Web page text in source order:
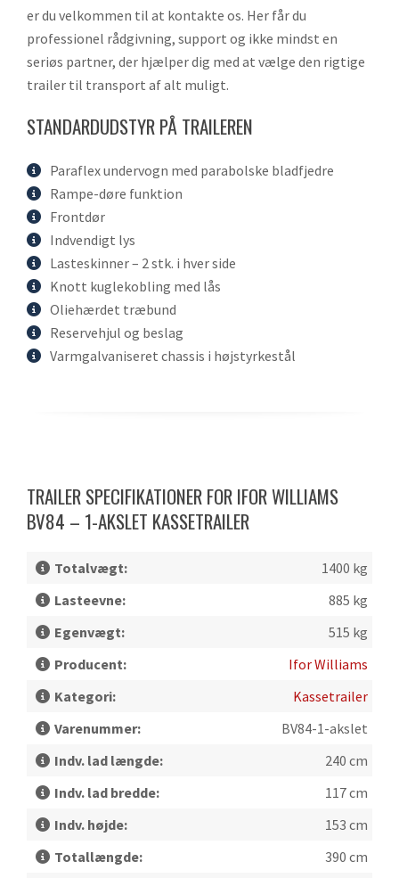
er du velkommen til at kontakte os. Her får du
professionel rådgivning, support og ikke mindst en
seriøs partner, der hjælper dig med at vælge den rigtige
trailer til transport af alt muligt.
STANDARDUDSTYR PÅ TRAILEREN
Paraflex undervogn med parabolske bladfjedre
Rampe-døre funktion
Frontdør
Indvendigt lys
Lasteskinner – 2 stk. i hver side
Knott kuglekobling med lås
Oliehærdet træbund
Reservehjul og beslag
Varmgalvaniseret chassis i højstyrkestål
TRAILER SPECIFIKATIONER FOR IFOR WILLIAMS
BV84 – 1-AKSLET KASSETRAILER
Totalvægt:
1400 kg
Lasteevne:
885 kg
Egenvægt:
515 kg
Producent:
Ifor Williams
Kategori:
Kassetrailer
Varenummer:
BV84-1-akslet
Indv. lad længde:
240 cm
Indv. lad bredde:
117 cm
Indv. højde:
153 cm
Totallængde:
390 cm